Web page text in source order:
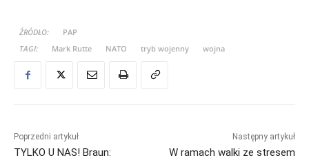
ŹRÓDŁO:
PAP
TAGI:
Mark Rutte NATO tryb wojenny wojna
Poprzedni artykuł
TYLKO U NAS! Braun:
Następny artykuł
W ramach walki ze stresem